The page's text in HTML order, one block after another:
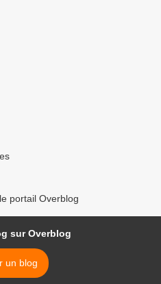
portail Overblog
sur Overblog
un blog